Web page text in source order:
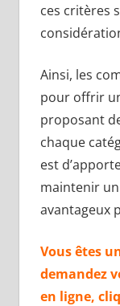
ces critères
Ainsi, les
pour offrir
proposant
chaque
est
maintenir
avantageux
Vous êtes
demandez
en ligne,